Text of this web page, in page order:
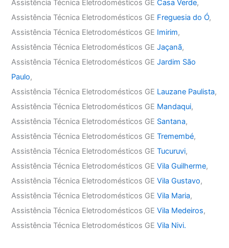
Assistência Técnica Eletrodomésticos GECasa Verde,
Assistência Técnica Eletrodomésticos GE Freguesia do Ó,
Assistência Técnica Eletrodomésticos GE Imirim,
Assistência Técnica Eletrodomésticos GEJaçanã,
Assistência Técnica Eletrodomésticos GEJardim São
Paulo,
Assistência Técnica Eletrodomésticos GE Lauzane Paulista,
Assistência Técnica Eletrodomésticos GE Mandaqui,
Assistência Técnica Eletrodomésticos GE Santana,
Assistência Técnica Eletrodomésticos GETremembé,
Assistência Técnica Eletrodomésticos GETucuruvi,
Assistência Técnica Eletrodomésticos GEVila Guilherme,
Assistência Técnica Eletrodomésticos GEVila Gustavo,
Assistência Técnica Eletrodomésticos GEVila Maria,
Assistência Técnica Eletrodomésticos GEVila Medeiros,
Assistência Técnica Eletrodomésticos GEVila Nivi.